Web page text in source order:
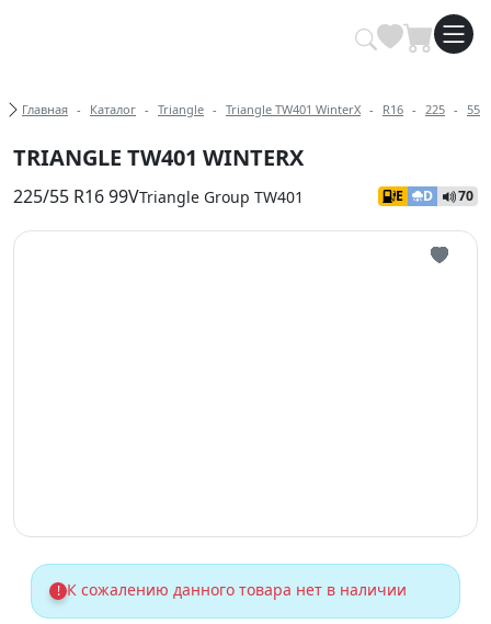
Купить автомобильные шины
Хлебные крошки
Главная Каталог Triangle Triangle TW401 WinterX R16 225 55
TRIANGLE TW401 WINTERX
225/55 R16 99VTriangle Group TW401 E D 70
! К сожалению данного товара нет в наличии